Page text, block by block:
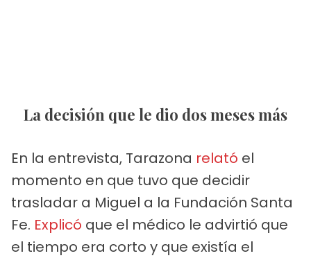
La decisión que le dio dos meses más
En la entrevista, Tarazona relató el
momento en que tuvo que decidir
trasladar a Miguel a la Fundación Santa
Fe. Explicó que el médico le advirtió que
el tiempo era corto y que existía el